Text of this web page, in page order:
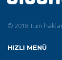
© 2018 Tüm
HIZLI MENÜ